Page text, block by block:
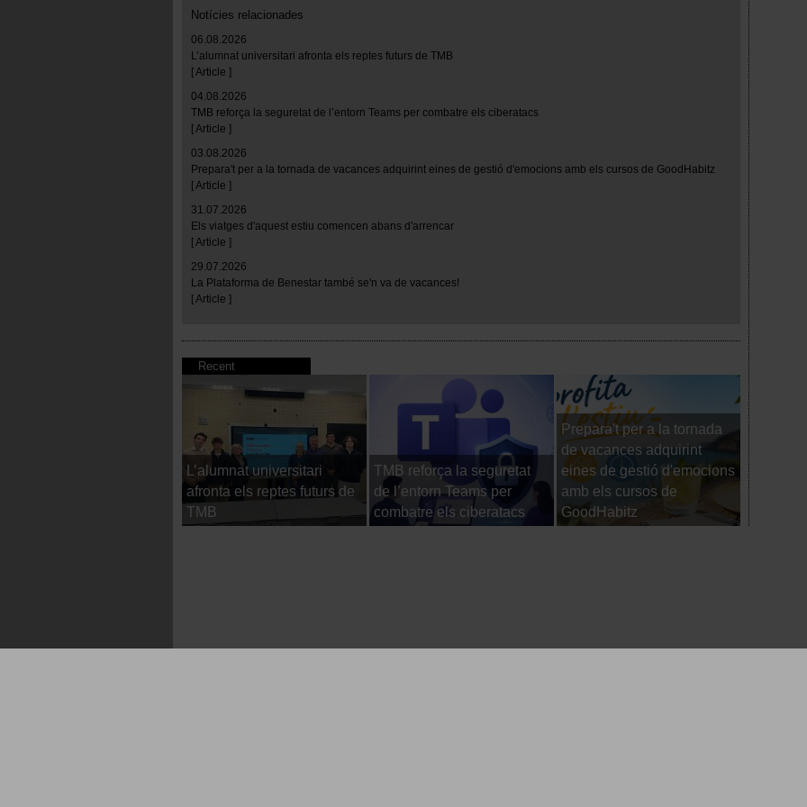
Notícies relacionades
06.08.2026
L’alumnat universitari afronta els reptes futurs de TMB
[ Article ]
04.08.2026
TMB reforça la seguretat de l’entorn Teams per combatre els ciberatacs
[ Article ]
03.08.2026
Prepara't per a la tornada de vacances adquirint eines de gestió d'emocions amb els cursos de GoodHabitz
[ Article ]
31.07.2026
Els viatges d'aquest estiu comencen abans d'arrencar
[ Article ]
29.07.2026
La Plataforma de Benestar també se'n va de vacances!
[ Article ]
Recent
L’alumnat universitari
afronta els reptes futurs de
TMB
TMB reforça la seguretat
de l’entorn Teams per
combatre els ciberatacs
Prepara't per a la tornada
de vacances adquirint
eines de gestió d'emocions
amb els cursos de
GoodHabitz
Els
d'arrencar